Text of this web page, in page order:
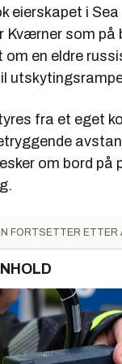
eierskapet i
Kværner som på
en eldre
fra et eget
om bord på
FORTSETTER ETTER